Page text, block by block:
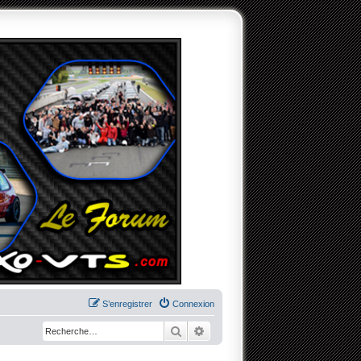
Connexion
S’enregistrer
RechercherRecherche avancée